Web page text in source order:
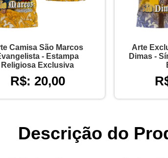
Camisa São Marcos
- Estampa
Religiosa Exclusiva
R$: 20,00
Arte
Dimas -
Descrição do